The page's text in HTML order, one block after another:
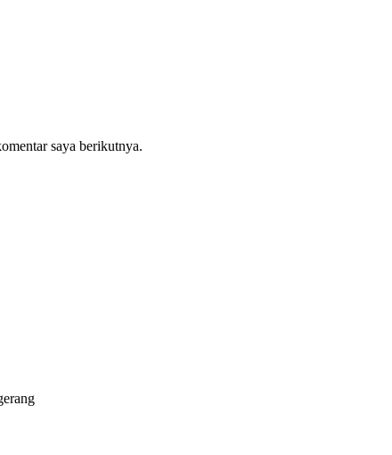
saya berikutnya.